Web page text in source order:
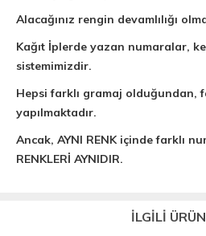
Alacağınız rengin devamlılığı
Kağıt İplerde yazan numaralar,
sistemimizdir.
Hepsi farklı gramaj olduğundan,
yapılmaktadır.
Ancak, AYNI RENK içinde farklı
RENKLERİ AYNIDIR.
İLGİLİ